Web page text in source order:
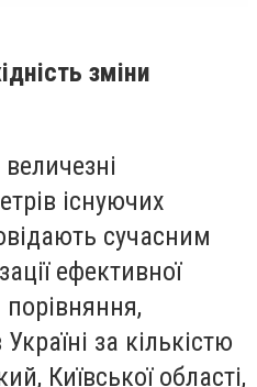
зміни
існуючих
сучасним
ефективної
за кількістю
Київської області,